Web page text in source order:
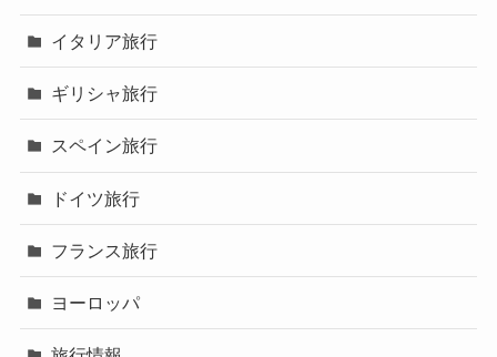
イタリア旅行
ギリシャ旅行
スペイン旅行
ドイツ旅行
フランス旅行
ヨーロッパ